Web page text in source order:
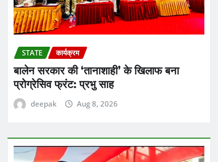
STATE कार्यक्रम
बालेन सरकार की ‘तानाशाही’ के खिलाफ बना
प्रोग्रेसिव फ्रंट: प्रभु साह
deepak Aug 8, 2026